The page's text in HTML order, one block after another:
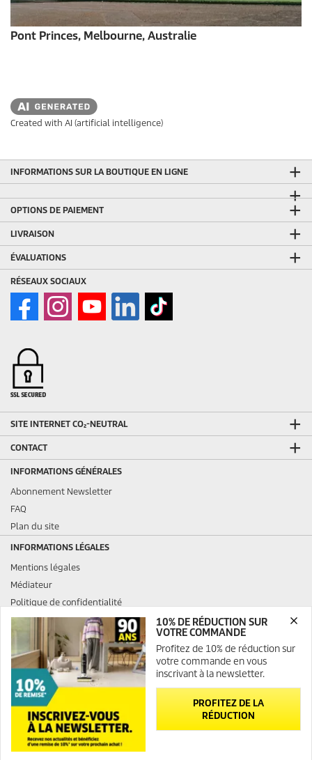
10% DE RÉDUCTION SUR
VOTRE COMMANDE
Profitez de 10% de réduction sur
votre commande en vous
inscrivant à la newsletter.
PROFITEZ DE LA
RÉDUCTION
Pont Princes, Melbourne, Australie
Newsletter
Created with AI (artificial intelligence)
INFORMATIONS SUR LA BOUTIQUE EN LIGNE
OPTIONS DE PAIEMENT
LIVRAISON
ÉVALUATIONS
RÉSEAUX SOCIAUX
SITE INTERNET CO₂-NEUTRAL
CONTACT
INFORMATIONS GÉNÉRALES
Abonnement Newsletter
FAQ
Plan du site
INFORMATIONS LÉGALES
Mentions légales
Médiateur
Politique de confidentialité
Politique de confidentialité ServiceApp
Politique relative aux cookies
Droits d'accès des consommateurs
Charte de modération des avis
Opposition au démarchage téléphonique
© 2026 Kärcher SAS